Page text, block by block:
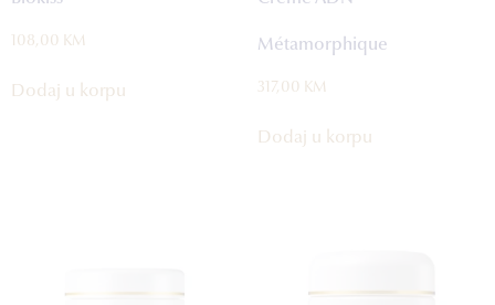
108,00 KM
Dodaj u korpu
Métamorphique
317,00 KM
Dodaj u korpu